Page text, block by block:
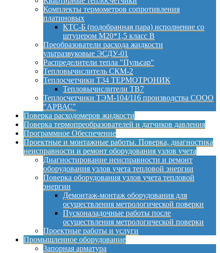
Комплекты термометров сопротивления
платиновых
КТС-Б (подобранная пара) исполнение со
штуцером М20*1,5 класс B
Преобразователи расхода жидкости
ультразвуковые ЭСДУ-01
Распределители тепла "Пульсар"
Тепловычислитель СКМ-2
Теплосчетчики Т34 ТЕРМОТРОНИК
Тепловычислители ТВ7
Теплосчетчики ТЭМ-104/116 производства СООО
"АРВАС"
Поверка расходомеров жидкости
Поверка термопреобразователей и датчиков давления
Программное Обеспечение
Проектные и монтажные работы. Поверка, диагностика
неисправности и ремонт оборудования узлов учета
Диагностирование неисправности и ремонт
оборудования узлов учета тепловой энергии
Поверка оборудования узлов учета тепловой
энергии
Демонтаж-монтаж оборудования для
осуществления метрологической поверки
Пусконаладочные работы после
осуществления метрологической поверки
Проектные работы и услуги
Промышленное оборудование
Запорная арматура